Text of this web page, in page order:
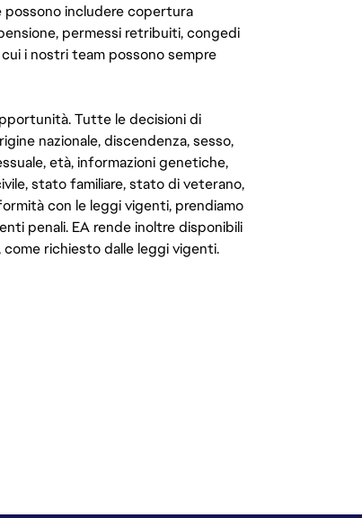
includere copertura
permessi retribuiti, congedi
i nostri team possono sempre
Tutte le decisioni di
nazionale, discendenza, sesso,
età, informazioni genetiche,
stato familiare, stato di veterano,
con le leggi vigenti, prendiamo
penali. EA rende inoltre disponibili
richiesto dalle leggi vigenti.